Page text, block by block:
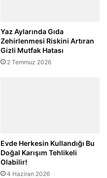
Yaz Aylarında Gıda
Zehirlenmesi Riskini Artıran
Gizli Mutfak Hatası
2 Temmuz 2026
Evde Herkesin Kullandığı Bu
Doğal Karışım Tehlikeli
Olabilir!
4 Haziran 2026